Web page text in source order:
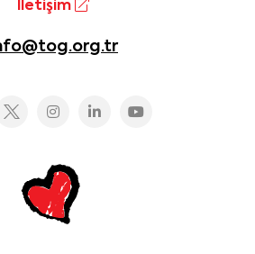
İletişim